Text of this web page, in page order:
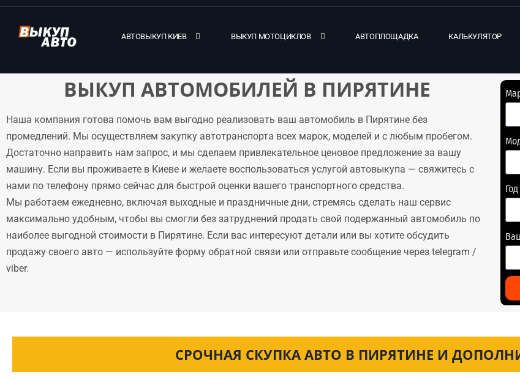
АВТОВЫКУП КИЕВ ВЫКУП МОТОЦИКЛОВ АВТОПЛОЩАДКА КАЛЬКУЛЯТОР
ВЫКУП АВТОМОБИЛЕЙ В ПИРЯТИНЕ
Наша компания готова помочь вам выгодно реализовать ваш автомобиль в Пирятине без
промедлений. Мы осуществляем закупку автотранспорта всех марок, моделей и с любым пробегом.
Достаточно направить нам запрос, и мы сделаем привлекательное ценовое предложение за вашу
машину. Если вы проживаете в Киеве и желаете воспользоваться услугой автовыкупа — свяжитесь с
нами по телефону прямо сейчас для быстрой оценки вашего транспортного средства.
Мы работаем ежедневно, включая выходные и праздничные дни, стремясь сделать наш сервис
максимально удобным, чтобы вы смогли без затруднений продать свой подержанный автомобиль по
наиболее выгодной стоимости в Пирятине. Если вас интересуют детали или вы хотите обсудить
продажу своего авто — используйте форму обратной связи или отправьте сообщение через telegram /
viber.
СРОЧНАЯ СКУПКА АВТО В ПИРЯТИНЕ И